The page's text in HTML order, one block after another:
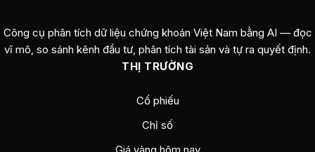
Công cụ phân tích dữ liệu chứng khoán Việt Nam bằng AI — đọc
vĩ mô, so sánh kênh đầu tư, phân tích tài sản và tự ra quyết định.
THỊ TRƯỜNG
Cổ phiếu
Chỉ số